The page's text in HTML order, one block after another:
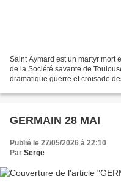
Saint Aymard est un martyr mort
de la Société savante de
dramatique guerre et croisade
GERMAIN 28 MAI
Publié le 27/05/2026 à 22:10
Par Serge